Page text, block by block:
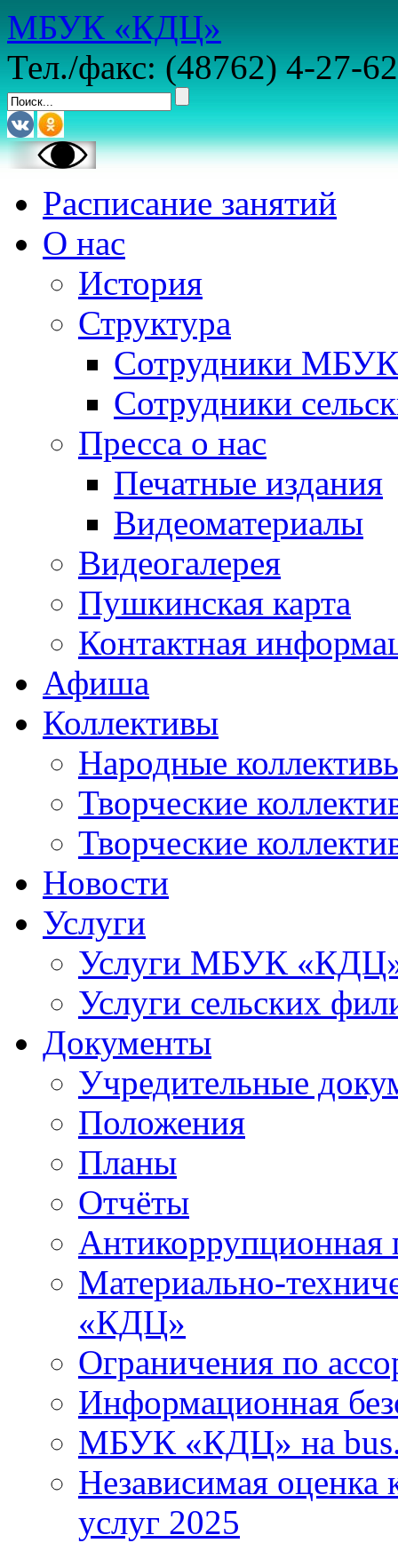
МБУК «КДЦ»
Тел./факс: (48762) 4-27-62
Расписание занятий
О нас
История
Структура
Сотрудники
Сотрудники
Пресса о нас
Печатные издания
Видеоматериалы
Видеогалерея
Пушкинская карта
Контактная
Афиша
Коллективы
Народные
Творческие
Творческие
Новости
Услуги
Услуги МБУК
Услуги сельских
Документы
Учредительные
Положения
Планы
Отчёты
Антикоррупционная
Материально-
«КДЦ»
Ограничения по
Информационная
МБУК «КДЦ» на
Независимая оценка
услуг 2025